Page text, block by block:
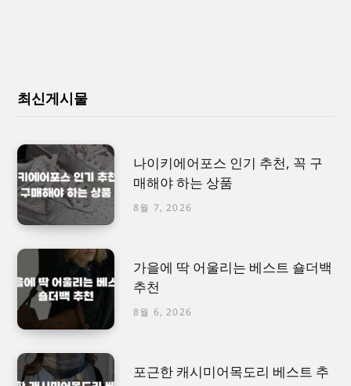
최신게시물
나이키에어포스 인기 추천, 꼭 구
매해야 하는 상품
8월 7, 2026
가을에 딱 어울리는 베스트 숄더백
추천
8월 6, 2026
포근한 캐시미어목도리 베스트 추